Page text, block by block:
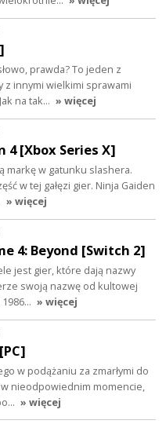
prawda? To jeden z
z innymi wielkimi sprawami
na tak… » więcej
4 [Xbox Series X]
markę w gatunku slashera.
w tej gałęzi gier. Ninja Gaiden
» więcej
4: Beyond [Switch 2]
jest gier, które dają nazwy
swoją nazwę od kultowej
» więcej
w podążaniu za zmarłymi do
nieodpowiednim momencie,
» więcej